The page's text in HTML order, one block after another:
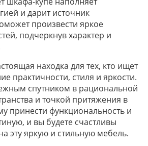
и дарит источник
произвести яркое
подчеркнув характер и
находка для тех, кто ищет
практичности, стиля и яркости.
спутником в рациональной
и точкой притяжения в
принести функциональность и
и вы будете счастливы
эту яркую и стильную мебель.